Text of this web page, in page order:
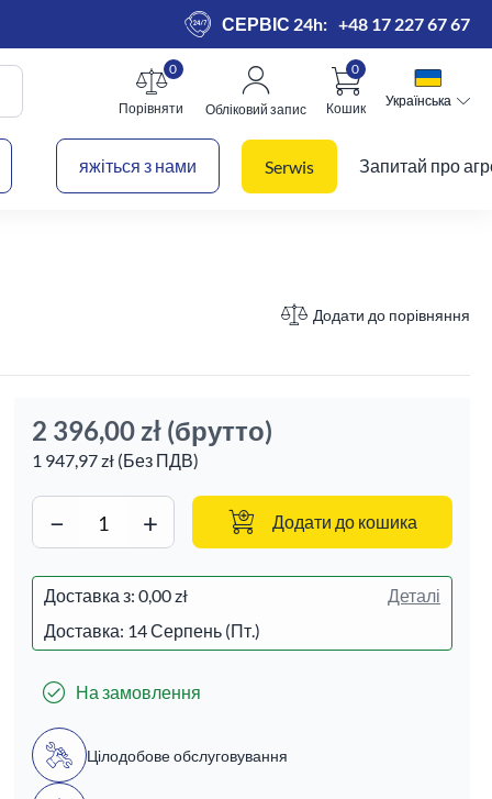
СЕРВІС 24h: +48 17 227 67 67
Порівняти
0
Обліковий запис Кошик
0
Українська
Українська
яжіться з нами Serwis Запитай про
Додати до порівняння
2 396,00 zł (брутто)
1 947,97 zł (Без ПДВ)
− + Додати до кошика
Доставка з: 0,00 zł
Деталі
Доставка: 14 Серпень (Пт.)
На замовлення
Цілодобове обслуговування